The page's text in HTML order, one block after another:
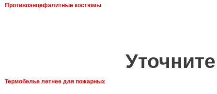
Противоэнцефалитные костюмы
Термобелье летнее для пожарных